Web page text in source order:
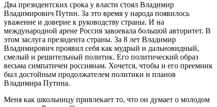
Два президентских срока у власти стоял Владимир
Владимирович Путин. За это время у народа появилось
уважение и доверие к руководству страны. И на
международной арене Россия завоевала большой авторитет. В
этом заслуга президента страны. За 8 лет Владимир
Владимирович проявил себя как мудрый и дальновидный,
смелый и решительный политик. Его политический образ
весьма симпатичен россиянам. Хочется, чтобы и его преемник
был достойным продолжателем политики и планов
Владимира Путина.
Меня как школьницу привлекает то, что он думает о молодом